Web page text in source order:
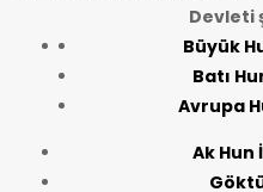
Devleti
Büyük
Batı
Avrupa
Ak